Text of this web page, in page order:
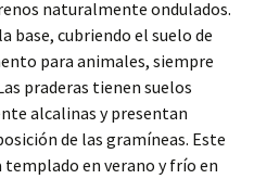
naturalmente ondulados.
base, cubriendo el suelo de
para animales, siempre
praderas tienen suelos
alcalinas y presentan
de las gramíneas. Este
en verano y frío en